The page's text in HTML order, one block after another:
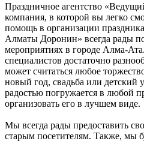
Праздничное агентство
компания, в которой вы легко
помощь в организации
Алматы Доронин» всегда рады
мероприятиях в городе Алма-
специалистов достаточно
может считаться любое
новый год, свадьба или детский
радостью погружается в любой
организовать его в лучшем виде.
Мы всегда рады предоставить
старым посетителям. Также, мы